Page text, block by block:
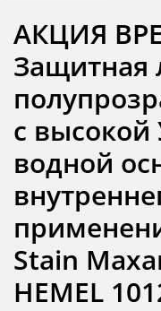
АКЦИЯ
Защитная
с
водной
Stain
HEMEL